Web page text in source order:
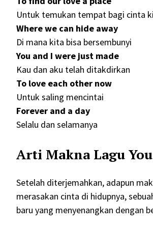
Untuk temukan tempat bagi cinta
Where we can hide away
Di mana kita bisa bersembunyi
You and I were just made
Kau dan aku telah ditakdirkan
To love each other now
Untuk saling mencintai
Forever and a day
Selalu dan selamanya
Arti Makna Lagu
Setelah diterjemahkan, adapun
merasakan cinta di hidupnya,
baru yang menyenangkan dengan